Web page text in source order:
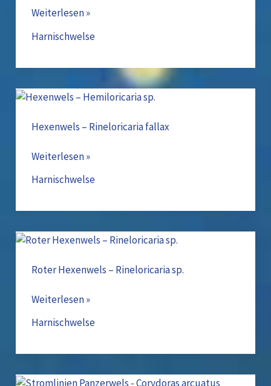
Sturisoma
aureum
Weiterlesen »
Harnischwelse
Hexenwels – Rineloricaria fallax
Hexenwels
Rineloricaria
Weiterlesen »
Harnischwelse
Roter Hexenwels – Rineloricaria sp.
Roter
–
sp.
Weiterlesen »
Harnischwelse
Stromlinien